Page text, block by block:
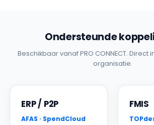
Ondersteunde
Beschikbaar vanaf PRO CONNECT. Direct
organisatie.
ERP / P2P
AFAS · SpendCloud
FMIS